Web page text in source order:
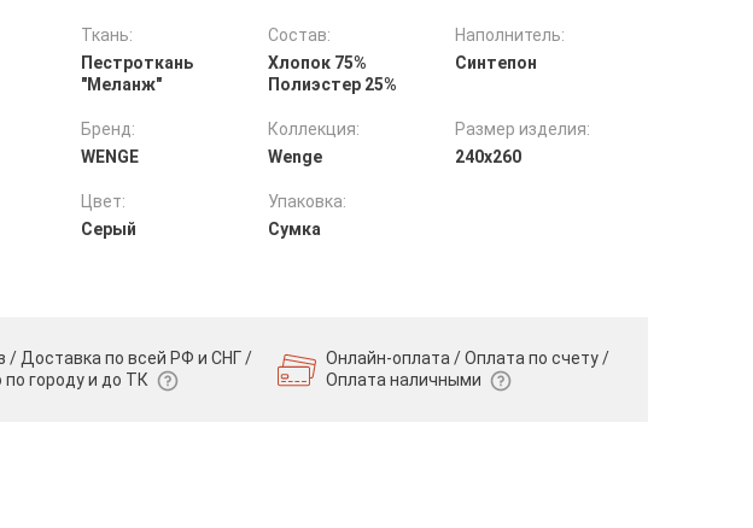
Ткань:
Пестроткань
"Меланж"
Состав:
Хлопок 75%
Полиэстер 25%
Наполнитель:
Синтепон
Бренд:
WENGE
Коллекция:
Wenge
Размер изделия:
240х260
Цвет:
Серый
Упаковка:
Сумка
/ Доставка по всей РФ и СНГ /
по городу и до ТК
Онлайн-оплата / Оплата по счету /
Оплата наличными